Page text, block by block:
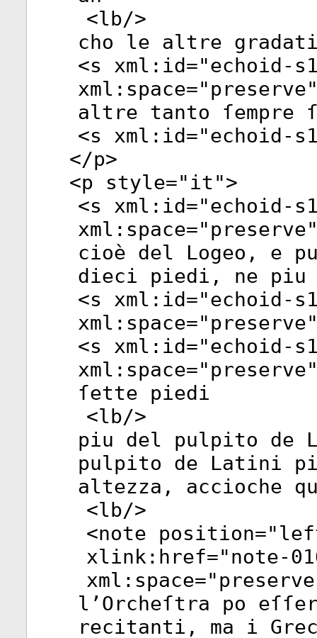
<lb/>
cho le altre
<s xml:id="echoid-
xml:space="preserve
altre tanto ſempre
<s xml:id="echoid-
</p>
<p style="it">
<s xml:id="echoid-
xml:space="preserve
cioè del Logeo, e
dieci piedi, ne
<s xml:id="echoid-
xml:space="preserve
<s xml:id="echoid-
xml:space="preserve
ſette piedi
<lb/>
piu del pulpito de
pulpito de Latini
altezza, accioche
<lb/>
<note position="
xlink:href="note-
xml:space="preserve
l’Orcheſtra po
recitanti, ma i